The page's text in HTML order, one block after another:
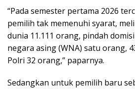
“Pada semester pertama 2026
pemilih tak memenuhi syarat,
dunia 11.111 orang, pindah
negara asing (WNA) satu orang,
Polri 32 orang,” paparnya.
Sedangkan untuk pemilih baru